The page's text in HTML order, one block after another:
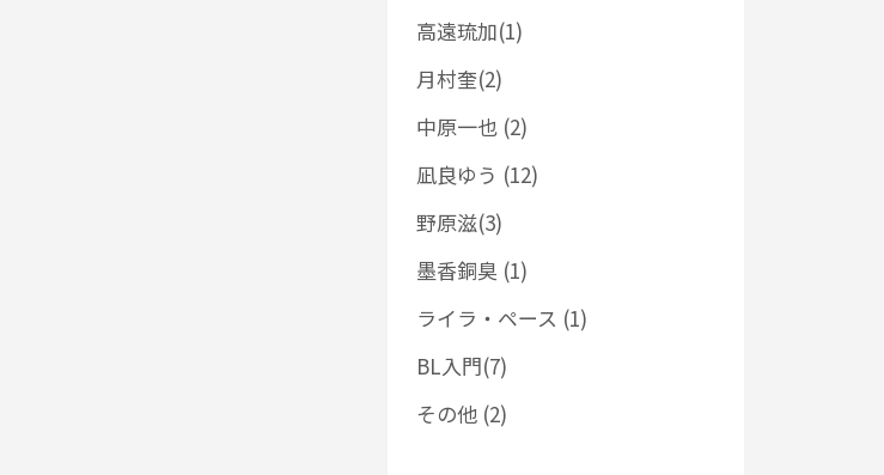
高遠琉加(1)
月村奎(2)
中原一也 (2)
凪良ゆう (12)
野原滋(3)
墨香銅臭 (1)
ライラ・ペース (1)
BL入門(7)
その他 (2)